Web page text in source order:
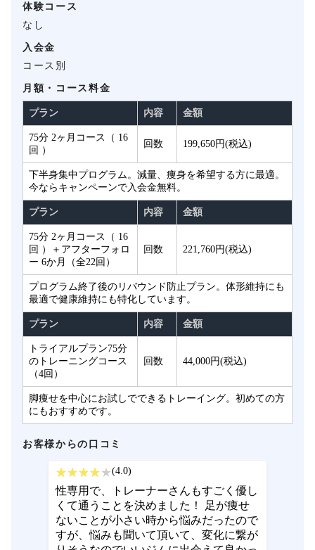
体験コース
なし
入会金
コース別
月額・コース料金
プラン 内容 金額
75分 2ヶ月コース（ 16
回 ）
回数 199,650円(税込)
下半身集中プログラム。減量、痩身を希望する方に最適。
今ならキャンペーンで入会金無料。
プラン 内容 金額
75分 2ヶ月コース（ 16
回 ）＋アフターフォロ
ー 6か月（全22回）
回数 221,760円(税込)
プログラム終了後のリバウンド防止プラン。体形維持にも
最適で健康維持にも特化しています。
プラン 内容 金額
トライアルプラン75分
のトレーニングコース
（4回）
回数 44,000円(税込)
脚痩せを中心にお試しでできるトレーイング。初めての方
にもおすすめです。
お客様からの口コミ
(4.0)
性専用で、トレーナーさんもすごく優し
くて通うことを決めました！ 足が痩せ
ないことが小さい時から悩みだったので
すが、悩みも聞いて頂いて、変化に繋が